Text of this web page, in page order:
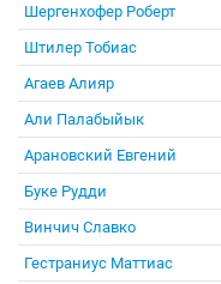
Шергенхофер Роберт
Штилер Тобиас
Агаев Алияр
Али Палабыйык
Арановский Евгений
Буке Рудди
Винчич Славко
Гестраниус Маттиас